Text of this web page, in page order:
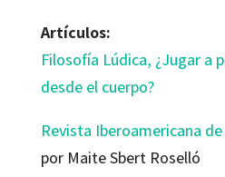
Artículos:
Filosofía Lúdica, ¿Jugar a
desde el cuerpo?
Revista Iberoamericana
por Maite Sbert Roselló